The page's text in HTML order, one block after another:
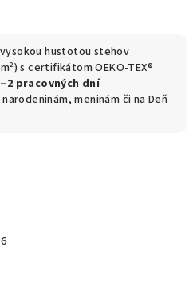
hustotou stehov
s certifikátom OEKO-TEX®
pracovných dní
meninám či na Deň